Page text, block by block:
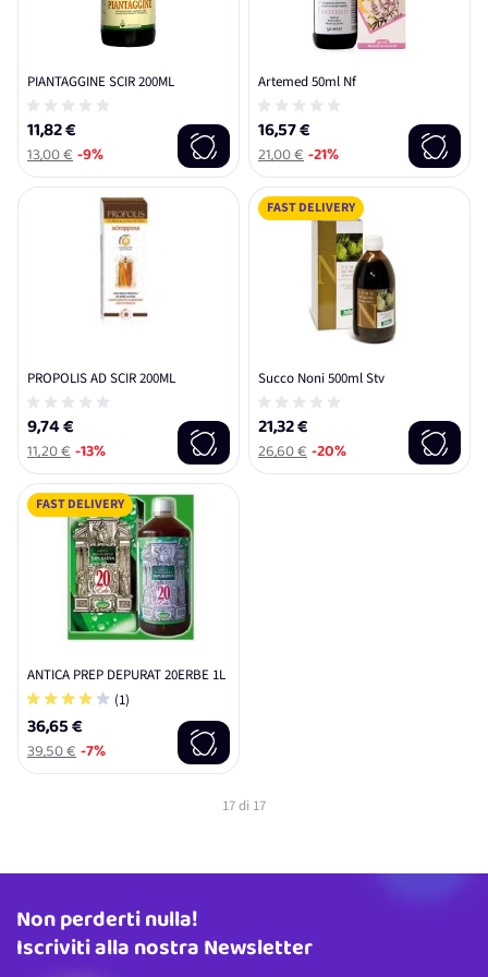
PIANTAGGINE SCIR 200ML
11,82 €
13,00 €-9%
Artemed 50ml Nf
16,57 €
21,00 €-21%
PROPOLIS AD SCIR 200ML
9,74 €
11,20 €-13%
FAST DELIVERY
Succo Noni 500ml Stv
21,32 €
26,60 €-20%
FAST DELIVERY
ANTICA PREP DEPURAT 20ERBE 1L
(1)
36,65 €
39,50 €-7%
17di 17
Indirizzo email
Non perderti nulla!
Iscriviti alla nostra Newsletter